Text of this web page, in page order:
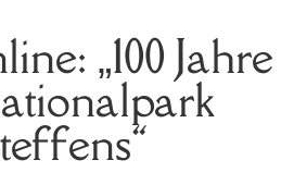
„100 Jahre